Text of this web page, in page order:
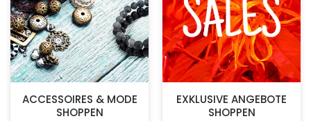
ACCESSOIRES & MODE
SHOPPEN
EXKLUSIVE ANGEBOTE
SHOPPEN